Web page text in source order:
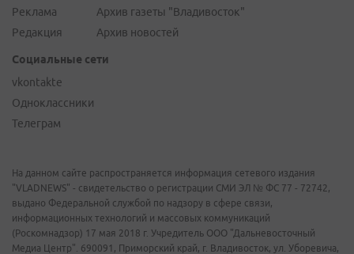
Реклама
Редакция
Архив газеты "Владивосток"
Архив новостей
Социальные сети
vkontakte
Одноклассники
Телеграм
На данном сайте распространяется информация сетевого издания
"VLADNEWS" - свидетельство о регистрации СМИ ЭЛ № ФС 77 - 72742,
выдано Федеральной службой по надзору в сфере связи,
информационных технологий и массовых коммуникаций
(Роскомнадзор) 17 мая 2018 г. Учредитель ООО "Дальневосточный
Медиа Центр". 690091, Приморский край, г. Владивосток, ул. Уборевича,